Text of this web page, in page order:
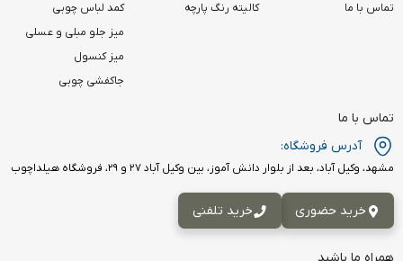
تماس با ما
کالیته رنگ پارچه
کمد لباس چوبی
میز جلو مبلی و عسلی
میز کنسول
جاکفشی چوبی
تماس با ما
آدرس فروشگاه:
مشهد، وکیل آباد، بعد از بلوار دانش آموز، بین وکیل آباد ۲۷ و ۲۹، فروشگاه هیلداچوب
خرید حضوری خرید تلفنی